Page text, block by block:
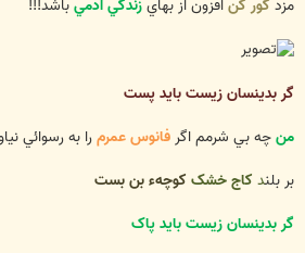
مزد گور كنافزون از بهايزندگي آدميباشد!!!
گر بدينسان زيست بايد پست
منچه بي شرمم اگرفانوس عمرمرا به رسوائي
بر بلند کاج خشک کوچهء بن بست
گر بدينسان زيست بايد پاک